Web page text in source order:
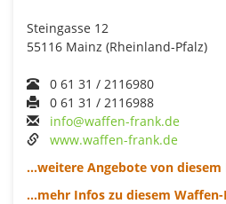
Steingasse 12
55116 Mainz (Rheinland-Pfalz)
0 61 31 / 2116980
0 61 31 / 2116988
info@waffen-frank.de
www.waffen-frank.de
...weitere Angebote von diesem
...mehr Infos zu diesem